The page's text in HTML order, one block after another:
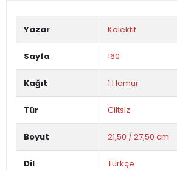
Yazar Kolektif
Sayfa 160
Kağıt 1.Hamur
Tür Ciltsiz
Boyut 21,50 / 27,50 cm
Dil Türkçe